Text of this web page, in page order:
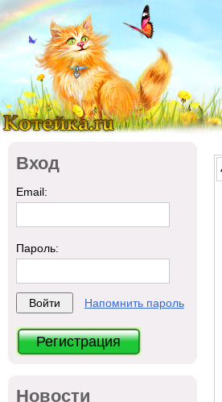
Вход
Email:
Пароль:
Напомнить пароль
Регистрация
Новости